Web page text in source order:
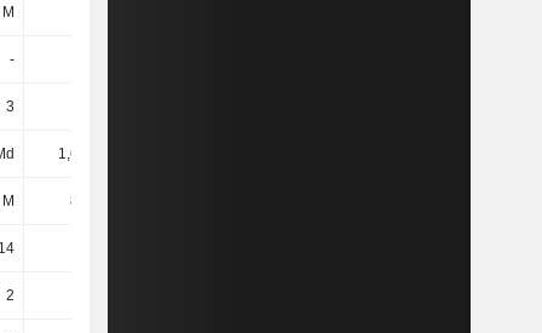
-
3
1,69 Md
800 M
2